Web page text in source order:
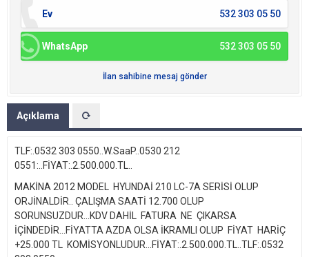
Ev 532 303 05 50
WhatsApp 532 303 05 50
İlan sahibine mesaj gönder
Açıklama
TLF:.0532 303 0550..W.SaaP..0530 212
0551:..FİYAT:.2.500.000.TL..
MAKİNA 2012 MODEL HYUNDAİ 210 LC-7A SERİSİ OLUP
ORJİNALDİR.. ÇALIŞMA SAATİ 12.700 OLUP
SORUNSUZDUR...KDV DAHİL FATURA NE ÇIKARSA
İÇİNDEDİR...FİYATTA AZDA OLSA İKRAMLI OLUP FİYAT HARİÇ
+25.000 TL KOMİSYONLUDUR...FİYAT:.2.500.000.TL..TLF:.0532